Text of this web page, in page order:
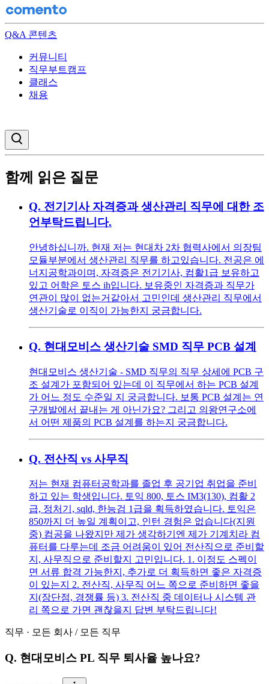
Q&A 콘텐츠
커뮤니티
직무부트캠프
클래스
채용
함께 읽은 질문
Q. 전기기사 자격증과 생산관리 직무에 대한 조
언부탁드립니다.
안녕하십니까. 현재 저는 현대차 2차 협력사에서 의장팀
모듈부분에서 생산관리 직무를 하고있습니다. 전공은 에
너지공학과이며, 자격증은 전기기사, 컴활1급 보유하고
있고 어학은 토스 ih입니다. 보유중인 자격증과 직무가
연관이 많이 없는거같아서 고민인데 생산관리 직무에서
생산기술로 이직이 가능한지 궁금합니다.
Q. 현대모비스 생산기술 SMD 직무 PCB 설계
현대모비스 생산기술 - SMD 직무의 직무 상세에 PCB 구
조 설계가 포함되어 있는데 이 직무에서 하는 PCB 설계
가 어느 정도 수준일 지 궁금합니다. 보통 PCB 설계는 연
구개발에서 끝내는 게 아닌가요? 그리고 의왕연구소에
서 어떤 제품의 PCB 설계를 하는지 궁금합니다.
Q. 전산직 vs 사무직
저는 현재 컴퓨터공학과를 졸업 후 공기업 취업을 준비
하고 있는 학생입니다. 토익 800, 토스 IM3(130), 컴활 2
급, 정처기, sqld, 한능검 1급을 획득하였습니다. 토익은
850까지 더 높일 계획이고, 인턴 경험은 없습니다(지원
중) 컴공을 나왔지만 제가 생각하기엔 제가 기계치라 컴
퓨터를 다루는데 조금 어려움이 있어 전산직으로 준비할
지, 사무직으로 준비할지 고민입니다. 1. 이정도 스펙이
면 서류 합격 가능한지, 추가로 더 획득하면 좋은 자격증
이 있는지 2. 전산직, 사무직 어느 쪽으로 준비하면 좋을
지(장단점, 경쟁률 등) 3. 전산직 중 데이터나 시스템 관
리 쪽으로 가면 괜찮을지 답변 부탁드립니다!
직무 · 모든 회사 / 모든 직무
Q. 현대모비스 PL 직무 퇴사율 높나요?